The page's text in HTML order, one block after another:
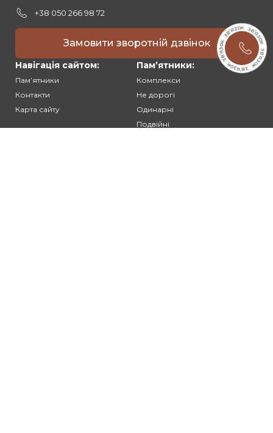
+38 050 266 98 72
Замовити зворотній дзвінок
Навігація сайтом:
Памʼятники
Контакти
Карта сайту
Памʼятники:
Комплекси
Не дорогі
Одинарні
Подвійні